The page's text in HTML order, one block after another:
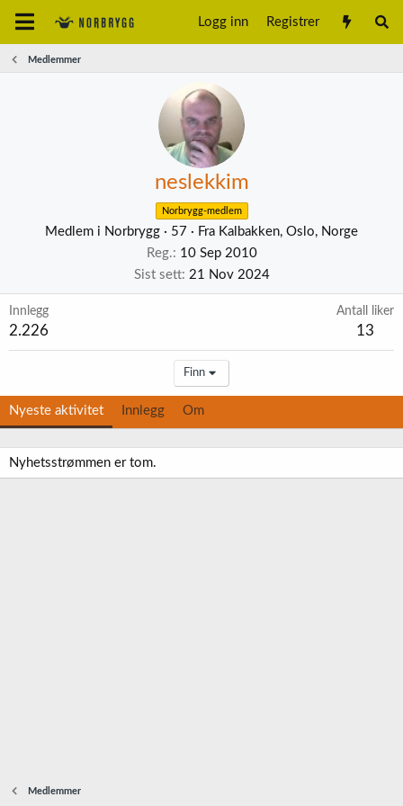
Logg inn Registrer
Medlemmer
neslekkim
Norbrygg-medlem
Medlem i Norbrygg · 57 · Fra Kalbakken, Oslo, Norge
Reg.
10 Sep 2010
Sist sett 21 Nov 2024
Innlegg
2.226
Antall liker
13
Finn
Nyeste aktivitet Innlegg Om
Nyhetsstrømmen er tom.
Medlemmer